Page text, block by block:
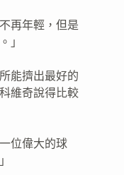
再年輕，但是
」
能擠出最好的
維奇說得比較
位偉大的球